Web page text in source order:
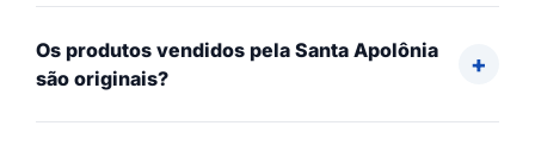
Os produtos vendidos pela Santa Apolônia
são originais?